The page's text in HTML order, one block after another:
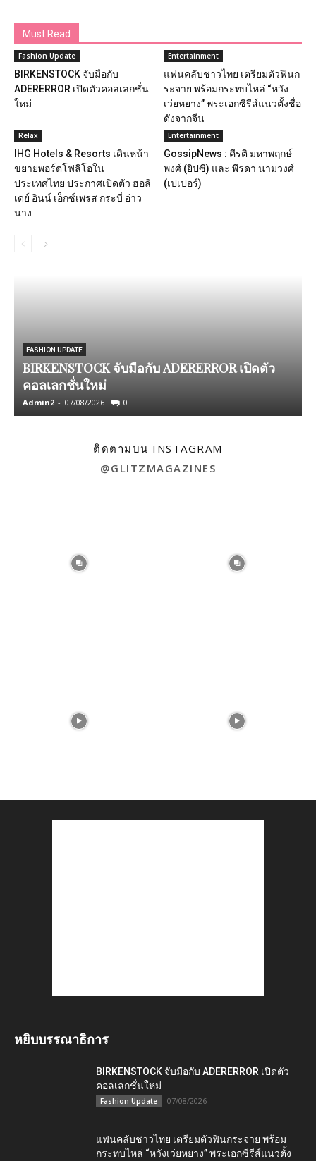
Must Read
Fashion Update
BIRKENSTOCK จับมือกับ
ADERERROR เปิดตัวคอลเลกชั่น
ใหม่
Entertainment
แฟนคลับชาวไทย เตรียมตัวฟินก
ระจาย พร้อมกระทบไหล่ “หวัง
เว่ยหยาง” พระเอกซีรีส์แนวตั้งชื่อ
ดังจากจีน
Relax
IHG Hotels & Resorts เดินหน้า
ขยายพอร์ตโฟลิโอใน
ประเทศไทย ประกาศเปิดตัว ฮอลิ
เดย์ อินน์ เอ็กซ์เพรส กระบี่ อ่าว
นาง
Entertainment
GossipNews : คีรติ มหาพฤกษ์
พงศ์ (ยิปซี) และ พีรดา นามวงศ์
(เปเปอร์)
FASHION UPDATE
BIRKENSTOCK จับมือกับ ADERERROR เปิดตัว
คอลเลกชั่นใหม่
Admin2 - 07/08/2026 0
ติดตามบน INSTAGRAM
@GLITZMAGAZINES
หยิบบรรณาธิการ
BIRKENSTOCK จับมือกับ ADERERROR เปิดตัว
คอลเลกชั่นใหม่
Fashion Update 07/08/2026
แฟนคลับชาวไทย เตรียมตัวฟินกระจาย พร้อม
กระทบไหล่ “หวังเว่ยหยาง” พระเอกซีรีส์แนวตั้ง